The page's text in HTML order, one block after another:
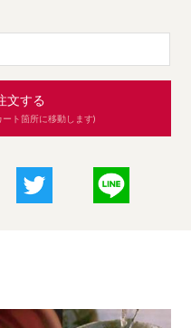
文する
ト箇所に移動します)